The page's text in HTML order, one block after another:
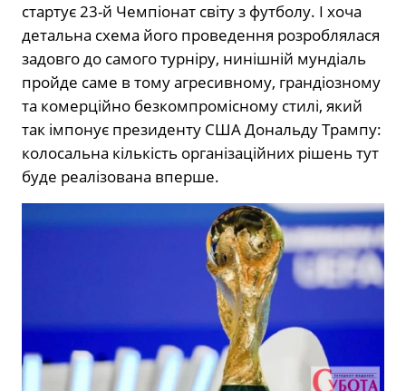
стартує 23-й Чемпіонат світу з футболу. І хоча
детальна схема його проведення розроблялася
задовго до самого турніру, нинішній мундіаль
пройде саме в тому агресивному, грандіозному
та комерційно безкомпромісному стилі, який
так імпонує президенту США Дональду Трампу:
колосальна кількість організаційних рішень тут
буде реалізована вперше.